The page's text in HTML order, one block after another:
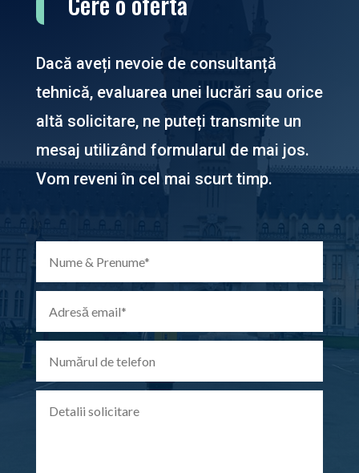
Dacă aveți nevoie de consultanță
tehnică, evaluarea unei lucrări sau orice
altă solicitare, ne puteți transmite un
mesaj utilizând formularul de mai jos.
Vom reveni în cel mai scurt timp.